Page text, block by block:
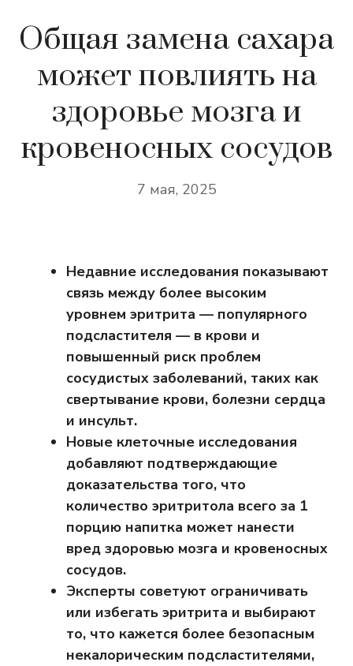
Общая замена сахара
может повлиять на
здоровье мозга и
кровеносных сосудов
7 мая, 2025
Недавние исследования показывают
связь между более высоким
уровнем эритрита — популярного
подсластителя — в крови и
повышенный риск проблем
сосудистых заболеваний, таких как
свертывание крови, болезни сердца
и инсульт.
Новые клеточные исследования
добавляют подтверждающие
доказательства того, что
количество эритритола всего за 1
порцию напитка может нанести
вред здоровью мозга и кровеносных
сосудов.
Эксперты советуют ограничивать
или избегать эритрита и выбирают
то, что кажется более безопасным
некалорическим подсластителями,